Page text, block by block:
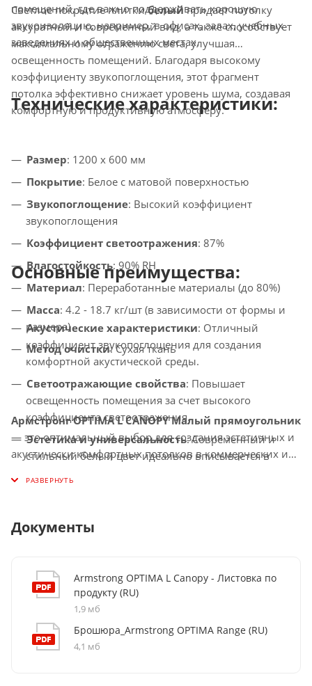
помещений, где важно поддерживать хорошую
звукоизоляцию, например, в офисах, залах, учебных
заведениях и общественных местах.
Светлое покрытие плиткибелыйпридает потолку
аккуратный и современный вид, а также способствует
максимальному отражению света, улучшая
освещенность помещений. Благодаря высокому
коэффициенту звукопоглощения, этот фрагмент
потолка эффективно снижает уровень шума, создавая
комфортную и продуктивную атмосферу.
Технические характеристики:
Размер: 1200 x 600 мм
Покрытие: Белое с матовой поверхностью
Звукопоглощение: Высокий коэффициент
звукопоглощения
Коэффициент светоотражения: 87%
Влагостойкость: 90% RH
Материал: Переработанные материалы (до 80%)
Масса: 4.2 - 18.7 кг/шт (в зависимости от формы и
размера)
Метод очистки: Сухая ткань
Основные преимущества:
Акустические характеристики: Отличный
коэффициент звукопоглощения для создания
комфортной акустической среды.
Светоотражающие свойства: Повышает
освещенность помещения за счет высокого
коэффициента светоотражения.
Эстетика и универсальность: Современный и
стильный белый цвет идеально вписывается в
Армстронг OPTIMA L CANOPY Малый прямоугольник
— это оптимальный выбор для создания эстетичных и
акустически комфортных потолков в коммерческих и
Документы
Armstrong OPTIMA L Canopy - Листовка по
продукту (RU)
1,9 мб
Брошюра_Armstrong OPTIMA Range (RU)
4,1 мб